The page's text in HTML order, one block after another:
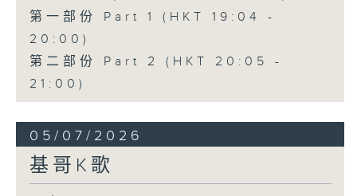
第一部份 Part 1 (HKT 19:04 -
20:00)
第二部份 Part 2 (HKT 20:05 -
21:00)
05/07/2026
基哥K歌